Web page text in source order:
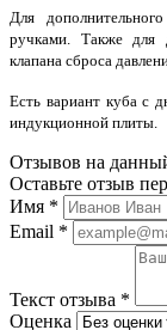
Для
ручками. Также для
клапана сброса
Есть вариант куба с
индукционной плиты.
Отзывов на
Оставьте отзыв
Имя *
Email *
Текст отзыва *
Оценка